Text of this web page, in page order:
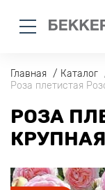
Главная Каталог
Роза плетистая
РОЗА
КРУПНАЯ